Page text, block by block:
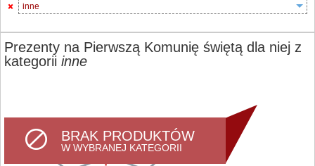
inne
Prezenty na Pierwszą Komunię świętą dla niej z
kategorii inne
BRAK PRODUKTÓW
W WYBRANEJ KATEGORII